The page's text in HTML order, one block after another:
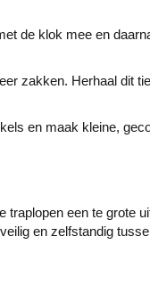
de klok mee en
zakken. Herhaal dit
en maak kleine,
traplopen een te grote
en zelfstandig